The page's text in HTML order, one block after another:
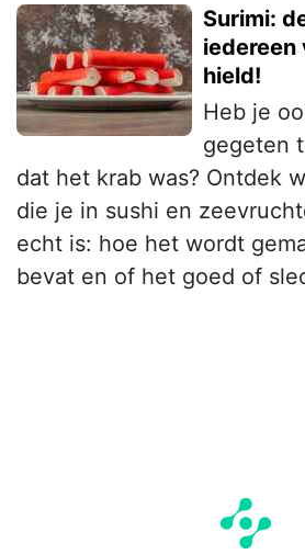
Surimi:
iedereen
hield!
Heb je
gegeten
dat het krab was? Ontdek
die je in sushi en
echt is: hoe het wordt
bevat en of het goed of